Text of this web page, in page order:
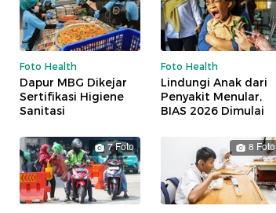
Foto Health
Dapur MBG Dikejar
Sertifikasi Higiene
Sanitasi
Foto Health
Lindungi Anak dari
Penyakit Menular,
BIAS 2026 Dimulai
7 Foto 8 Foto